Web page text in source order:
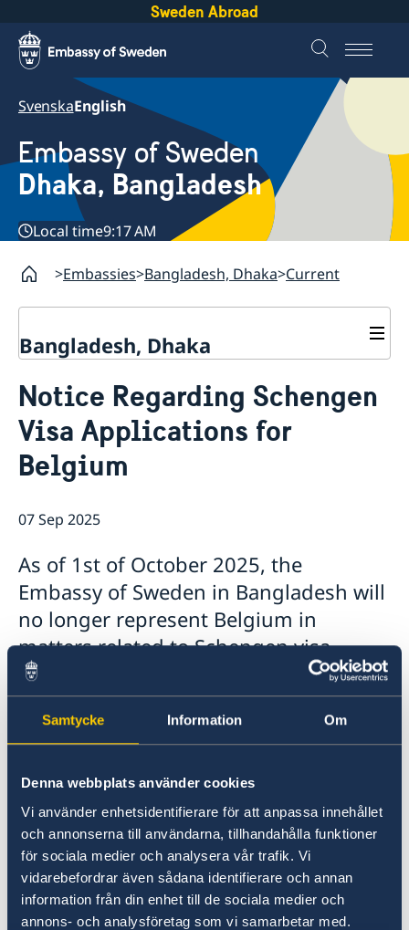
Samtycke Information Om
Denna webbplats använder cookies
Vi använder enhetsidentifierare för att anpassa innehållet
och annonserna till användarna, tillhandahålla funktioner
för sociala medier och analysera vår trafik. Vi
vidarebefordrar även sådana identifierare och annan
information från din enhet till de sociala medier och
annons- och analysföretag som vi samarbetar med.
Sweden Abroad
SvenskaEnglish
Embassy of Sweden
Dhaka, Bangladesh
Local time9:17 AM
Embassies Bangladesh, Dhaka Current
Bangladesh, Dhaka
About us
Embassy staff
Current
Notice Regarding Schengen
Visa Applications for
Belgium
07 Sep 2025
As of 1st of October 2025, the
Embassy of Sweden in Bangladesh will
no longer represent Belgium in
matters related to Schengen visa
applications.
The last date to submit a Schengen visa
application through VFS Global Sweden when
15th of September 2025.
For any inquiries or guidance, the Embassy
kindly requests applicants to contact Belgian
authorities directly.